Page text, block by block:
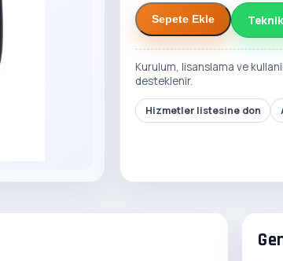
Sepete Ekle
Kurulum, lisanslama ve
desteklenir.
Hizmetler listesine don